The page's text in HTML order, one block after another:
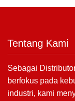
Tentang Kami
Sebagai
berfokus pada
industri, kami